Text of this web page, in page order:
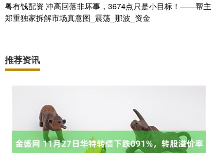
粤有钱配资 冲高回落非坏事，3674点只是小目标！——帮主
郑重独家拆解市场真意图_震荡_那波_资金
推荐资讯